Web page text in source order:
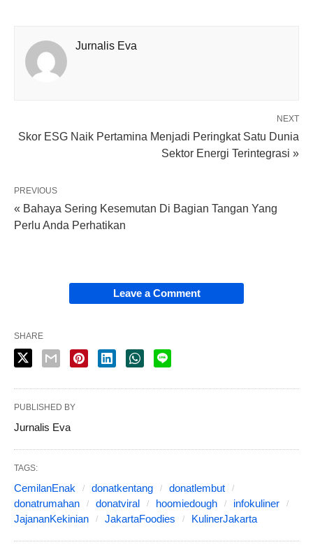
Jurnalis Eva
NEXT
Skor ESG Naik Pertamina Menjadi Peringkat Satu Dunia
Sektor Energi Terintegrasi »
PREVIOUS
« Bahaya Sering Kesemutan Di Bagian Tangan Yang
Perlu Anda Perhatikan
Leave a Comment
SHARE
PUBLISHED BY
Jurnalis Eva
TAGS:
CemilanEnak donatkentang
donatlembut
donatrumahan
donatviral hoomiedough
infokuliner
JajananKekinian
JakartaFoodies KulinerJakarta